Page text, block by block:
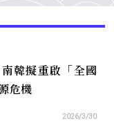
韓擬重啟「全國
危機
2026/3/30